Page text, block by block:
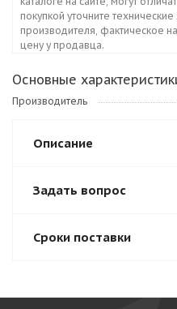
покупкой уточните
производителя, фактическое
цену у продавца.
Основные
Производитель
Описание
Задать вопрос
Сроки поставки